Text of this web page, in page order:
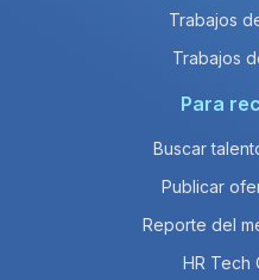
Trabajos
Trabajos
Para
Buscar
Publicar
Reporte del
HR Tech